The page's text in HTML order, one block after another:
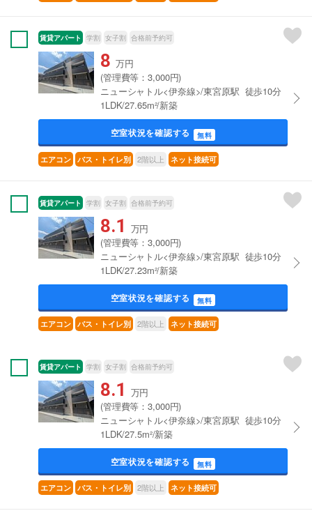
賃貸アパート 学割 女子割 合格前予約可
8 万円
(管理費等：3,000円)
ニューシャトル<伊奈線>/東宮原駅 徒歩10分
1LDK/27.65m²/新築
空室状況を確認する 無料
エアコン バス・トイレ別 2階以上 ネット接続可
賃貸アパート 学割 女子割 合格前予約可
8.1 万円
(管理費等：3,000円)
ニューシャトル<伊奈線>/東宮原駅 徒歩10分
1LDK/27.23m²/新築
空室状況を確認する 無料
エアコン バス・トイレ別 2階以上 ネット接続可
賃貸アパート 学割 女子割 合格前予約可
8.1 万円
(管理費等：3,000円)
ニューシャトル<伊奈線>/東宮原駅 徒歩10分
1LDK/27.5m²/新築
空室状況を確認する 無料
エアコン バス・トイレ別 2階以上 ネット接続可